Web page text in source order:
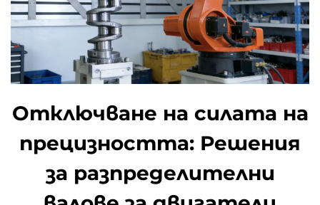
Отключване на силата на
прецизността: Решения
за разпределителни